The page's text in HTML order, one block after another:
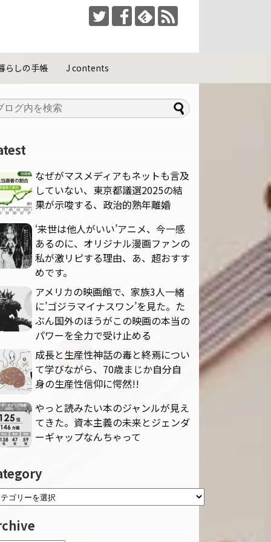
らしの手帳 J contents
なぜがマスメディアもネットも言及
していない、東京都議選2025の結
果が示唆する、政治的熟年離婚
‘来世は他人がいい’アニメ、今一感
あるのに、オリジナル漫画ファンの
私が激リピする理由、あ、超おすす
めです。
アメリカの映画館で、家族3人一緒
に’ゴジラマイナスワン’を見た。た
ぶん国外のほうがこの映画の本当の
パワーを全力で受け止める
成長と生産性神話の毒と終焉につい
て学びながら、70歳まじか自分自
身の生産性信仰に愕然!!
やっと読みたい本のジャンルが見え
てきた。資本主義の未来とジェンダ
ーギャップなんちゃって